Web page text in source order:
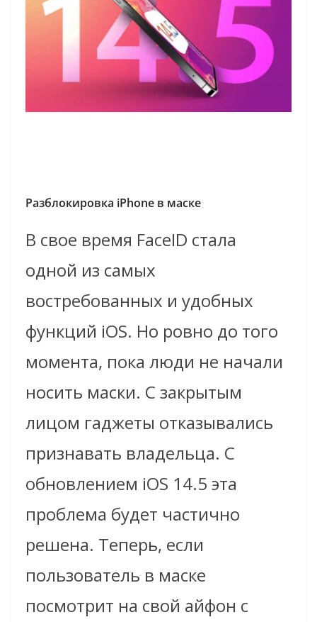
Разблокировка iPhone в маске
В свое время FaceID стала
одной из самых
востребованных и удобных
функций iOS. Но ровно до того
момента, пока люди не начали
носить маски. С закрытым
лицом гаджеты отказывались
признавать владельца. С
обновлением iOS 14.5 эта
проблема будет частично
решена. Теперь, если
пользователь в маске
посмотрит на свой айфон с